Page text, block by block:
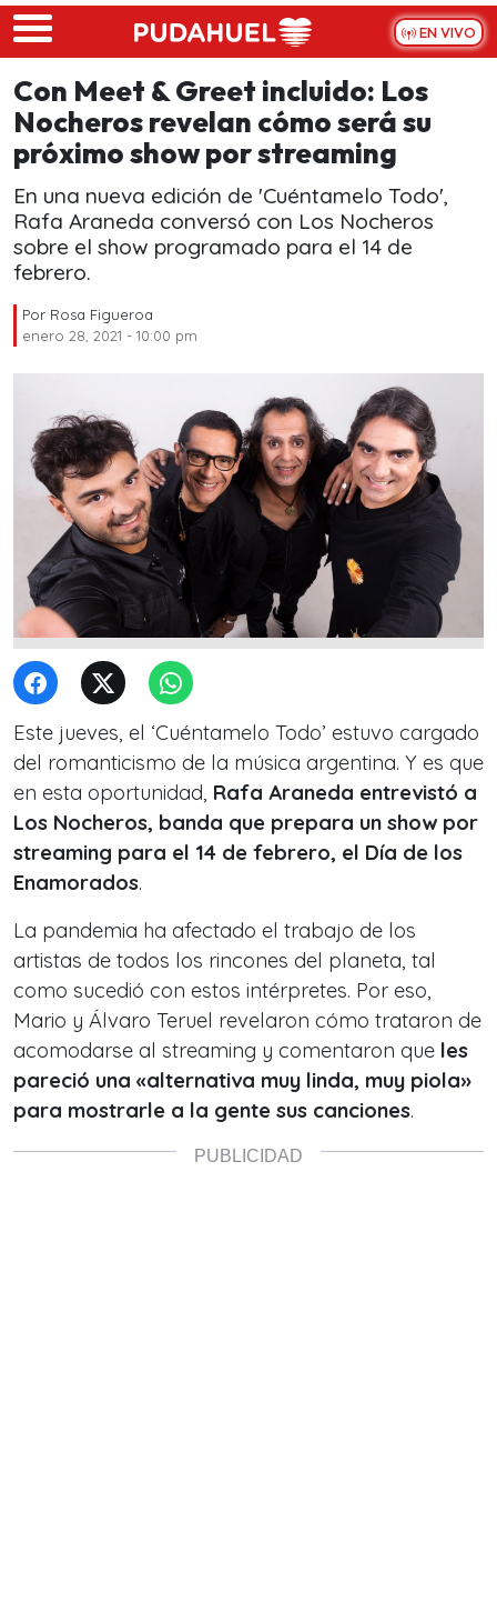
Skip to main content
EN VIVO
Con Meet & Greet incluido: Los
Nocheros revelan cómo será su
próximo show por streaming
En una nueva edición de 'Cuéntamelo Todo',
Rafa Araneda conversó con Los Nocheros
sobre el show programado para el 14 de
febrero.
Por Rosa Figueroa
enero 28, 2021 - 10:00 pm
Este jueves, el ‘Cuéntamelo Todo’ estuvo cargado
del romanticismo de la música argentina. Y es que
en esta oportunidad, Rafa Araneda entrevistó a
Los Nocheros, banda que prepara un show por
streaming para el 14 de febrero, el Día de los
Enamorados.
La pandemia ha afectado el trabajo de los
artistas de todos los rincones del planeta, tal
como sucedió con estos intérpretes. Por eso,
Mario y Álvaro Teruel revelaron cómo trataron de
acomodarse al streaming y comentaron que les
pareció una «alternativa muy linda, muy piola»
para mostrarle a la gente sus canciones.